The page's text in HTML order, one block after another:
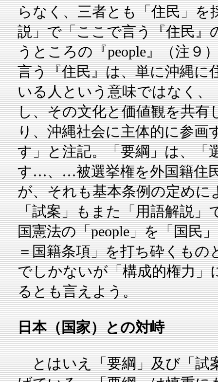
らなく、三者とも「住民」を
説」で「ここで言う『住民』
うところの『people』（注
言う『住民』は、単に沖縄に
いる人という意味ではなく、
し、その文化と価値観を共有
り、沖縄社会に主体的に参画
す」と注記。「要綱」は、「
す…、…被選挙権を外国籍住
が、それも基本条例の定め
「試案」もまた「用語解説」
国憲法の「people」を「国民
＝国籍条項」を打ち砕くもの
でしかないが「構成的権力
るとも言えよう。
日本（国家）との対峙
とはいえ「要綱」及び「試